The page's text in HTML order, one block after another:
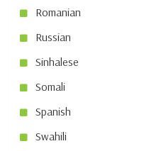
Romanian
Russian
Sinhalese
Somali
Spanish
Swahili